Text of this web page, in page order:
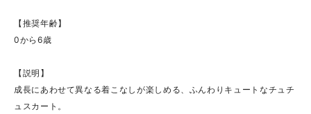
【推奨年齢】
0から6歳
【説明】
成長にあわせて異なる着こなしが楽しめる、ふんわりキュートなチュチ
ュスカート。